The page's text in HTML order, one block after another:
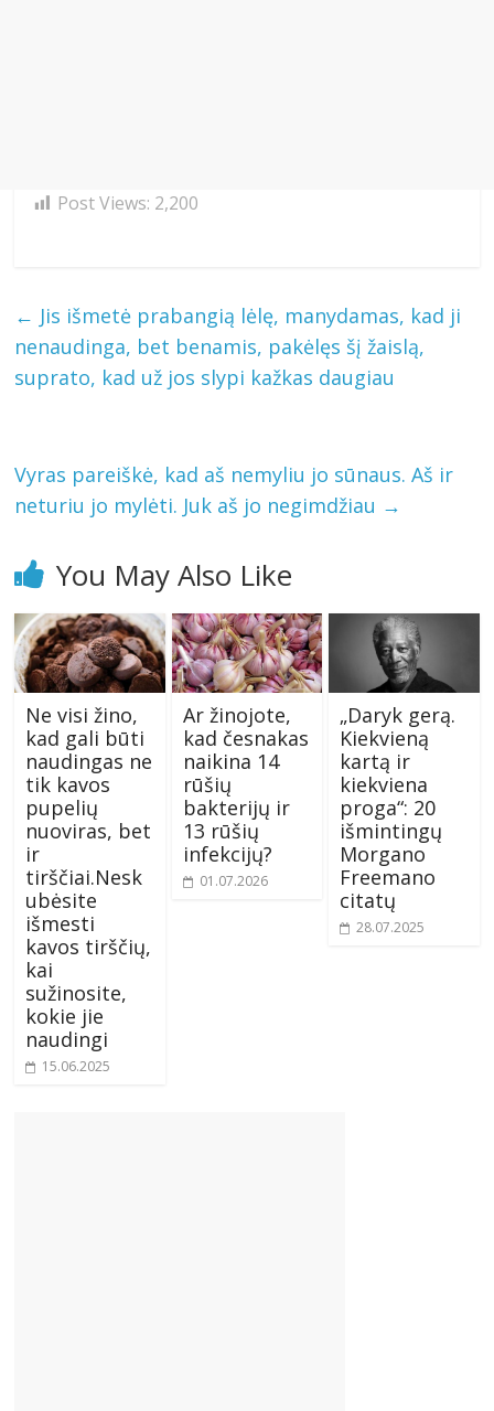
Post Views: 2,200
← Jis išmetė prabangią lėlę, manydamas, kad ji
nenaudinga, bet benamis, pakėlęs šį žaislą,
suprato, kad už jos slypi kažkas daugiau
Vyras pareiškė, kad aš nemyliu jo sūnaus. Aš ir
neturiu jo mylėti. Juk aš jo negimdžiau →
You May Also Like
Ne visi žino,
kad gali būti
naudingas ne
tik kavos
pupelių
nuoviras, bet
ir
tirščiai.Nesk
ubėsite
išmesti
kavos tirščių,
kai
sužinosite,
kokie jie
naudingi
15.06.2025
Ar žinojote,
kad česnakas
naikina 14
rūšių
bakterijų ir
13 rūšių
infekcijų?
01.07.2026
„Daryk gerą.
Kiekvieną
kartą ir
kiekviena
proga“: 20
išmintingų
Morgano
Freemano
citatų
28.07.2025